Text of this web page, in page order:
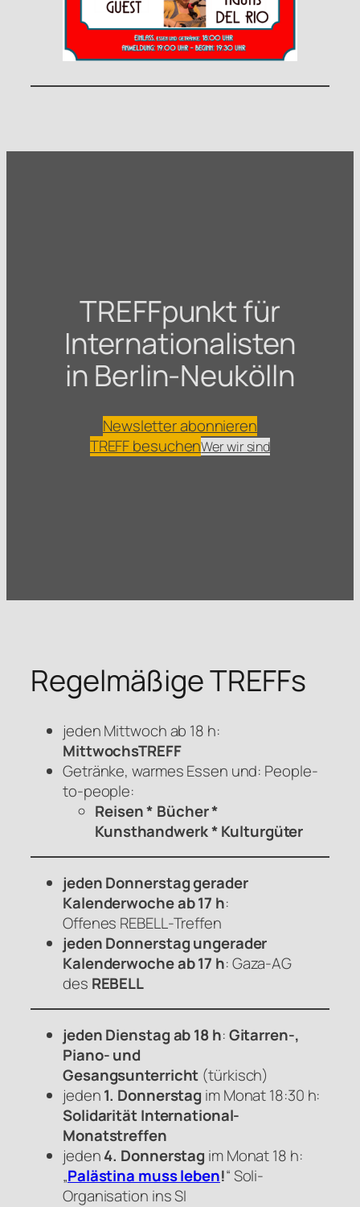
TREFFpunkt für
Internationalisten
in Berlin-Neukölln
Newsletter abonnieren
TREFF besuchenWer wir sind
Regelmäßige TREFFs
jeden Mittwoch ab 18 h:
MittwochsTREFF
Getränke, warmes Essen und: People-
to-people:
Reisen * Bücher *
Kunsthandwerk * Kulturgüter
jeden Donnerstag gerader
Kalenderwoche ab 17 h:
Offenes REBELL-Treffen
jeden Donnerstag ungerader
Kalenderwoche ab 17 h: Gaza-AG
des REBELL
jeden Dienstag ab 18 h:Gitarren-,
Piano- und
Gesangsunterricht (türkisch)
jeden1. Donnerstag im Monat 18:30 h:
Solidarität International-
Monatstreffen
jeden4. Donnerstag im Monat 18 h:
„Palästina muss leben!“ Soli-
Organisation ins SI